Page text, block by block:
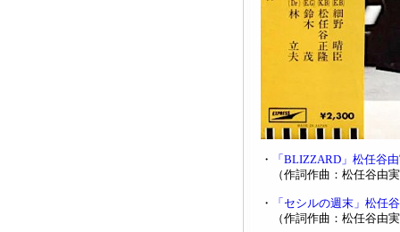
・
「BLIZZARD」松任谷
（作詞作曲：松任谷由
・
「セシルの週末」松任
（作詞作曲：松任谷由